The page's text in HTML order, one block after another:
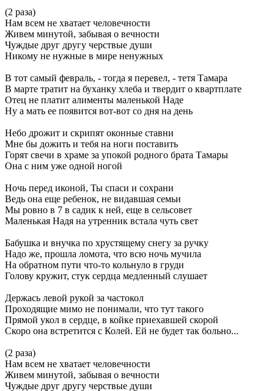
(2 раза)
Нам всем не хватает человечности
Живем минутой, забывая о вечности
Чуждые друг другу черствые души
Никому не нужные в мире ненужных
В тот самый февраль, - тогда я перевел, - тетя Тамара
В марте тратит на буханку хлеба и твердит о квартплате
Отец не платит алименты маленькой Наде
Ну а мать ее появится вот-вот со дня на день
Небо дрожит и скрипят оконные ставни
Мне бы дожить и тебя на ноги поставить
Горят свечи в храме за упокой родного брата Тамары
Она с ним уже одной ногой
Ночь перед иконой, Ты спаси и сохрани
Ведь она еще ребенок, не видавшая семьи
Мы ровно в 7 в садик к ней, еще в сельсовет
Маленькая Надя на утренник встала чуть свет
Бабушка и внучка по хрустящему снегу за ручку
Надо же, прошла ломота, что всю ночь мучила
На обратном пути что-то кольнуло в груди
Голову кружит, стук сердца медленный слушает
Держась левой рукой за частокол
Проходящие мимо не понимали, что тут такого
Прямой укол в сердце, в койке приехавшей скорой
Скоро она встретится с Колей. Ей не будет так больно...
(2 раза)
Нам всем не хватает человечности
Живем минутой, забывая о вечности
Чуждые друг другу черствые души